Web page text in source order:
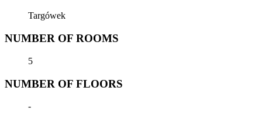
Targówek
NUMBER OF ROOMS
5
NUMBER OF FLOORS
-